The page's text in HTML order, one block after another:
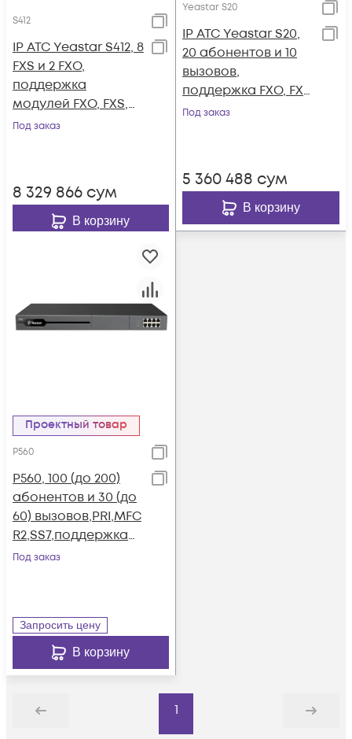
S412
IP АТС Yeastar S412, 8
FXS и 2 FXO,
поддержка
модулей FXO, FXS,
GSM, BRI, LTE
Под заказ
8 329 866 сум
В корзину
Yeastar S20
IP АТС Yeastar S20,
20 абонентов и 10
вызовов,
поддержка FXO, FXS,
GSM, BRI
Под заказ
5 360 488 сум
В корзину
Проектный товар
P560
P560, 100 (до 200)
абонентов и 30 (до
60) вызовов,PRI,MFC
R2,SS7,поддержка
FXO,FXS,GSM,BRI
Под заказ
Запросить цену
В корзину
Назад
1
Дальше